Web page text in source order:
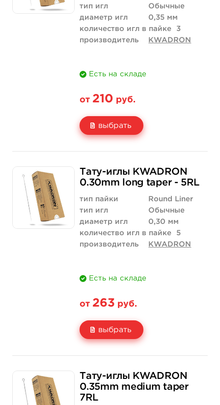
тип игл
Обычные
диаметр игл
0,35 мм
количество игл в пайке
3
производитель
KWADRON
Есть на складе
от 210 руб.
выбрать
Цена
Количество
210 руб.
купить
420 руб.
купить
Тату-иглы KWADRON
0.30mm long taper - 5RL
тип пайки
Round Liner
тип игл
Обычные
диаметр игл
0,30 мм
количество игл в пайке
5
производитель
KWADRON
Есть на складе
от 263 руб.
выбрать
Цена
Количество
263 руб. 526 руб.
Тату-иглы KWADRON
0.35mm medium taper
7RL